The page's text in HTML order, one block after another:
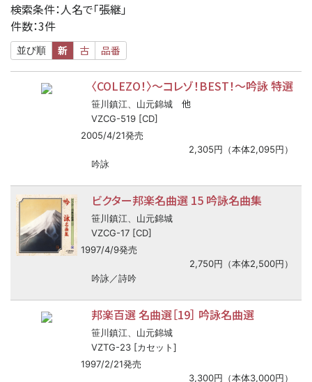
検索条件：人名で「張継」
件数：3件
並び順 新 古 品番
〈COLEZO！〉〜コレゾ！BEST！〜吟詠 特選
笹川鎮江、山元錦城 他
VZCG-519 [CD]
2005/4/21発売
2,305円（本体2,095円）
吟詠
ビクター邦楽名曲選 15 吟詠名曲集
笹川鎮江、山元錦城
VZCG-17 [CD]
1997/4/9発売
2,750円（本体2,500円）
吟詠／詩吟
邦楽百選 名曲選［19］ 吟詠名曲選
笹川鎮江、山元錦城
VZTG-23 [カセット]
1997/2/21発売
3,300円（本体3,000円）